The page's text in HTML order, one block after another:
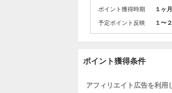
ポイント獲得時期 １ヶ
予定ポイント反映 １〜
ポイント獲得条件
アフィリエイト広告を利用